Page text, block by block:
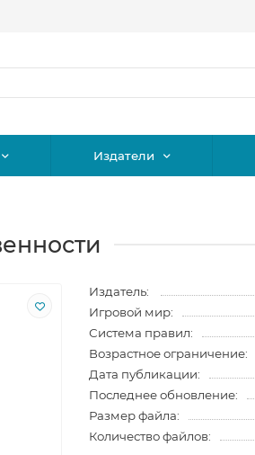
Издатели
Издатель:
Игровой мир:
Система правил:
Возрастное ограничение:
Дата публикации:
Последнее обновление:
Размер файла:
Количество файлов: